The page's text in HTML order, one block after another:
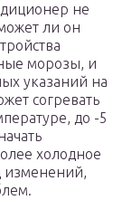
не
ли он
морозы, и
указаний на
согревать
до -5
холодное
изменений,